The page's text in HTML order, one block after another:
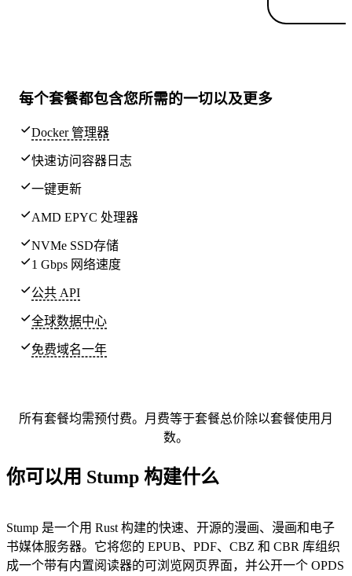
每个套餐都包含您所需的一切以及更多
Docker 管理器
快速访问容器日志
一键更新
AMD EPYC 处理器
NVMe SSD存储
1 Gbps 网络速度
公共 API
全球数据中心
免费域名一年
所有套餐均需预付费。月费等于套餐总价除以套餐使用月
数。
你可以用 Stump 构建什么
Stump 是一个用 Rust 构建的快速、开源的漫画、漫画和电子
书媒体服务器。它将您的 EPUB、PDF、CBZ 和 CBR 库组织
成一个带有内置阅读器的可浏览网页界面，并公开一个 OPDS